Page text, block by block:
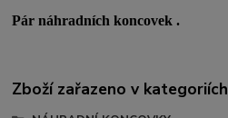
Pár náhradních koncovek .
Zboží zařazeno v kategoriích